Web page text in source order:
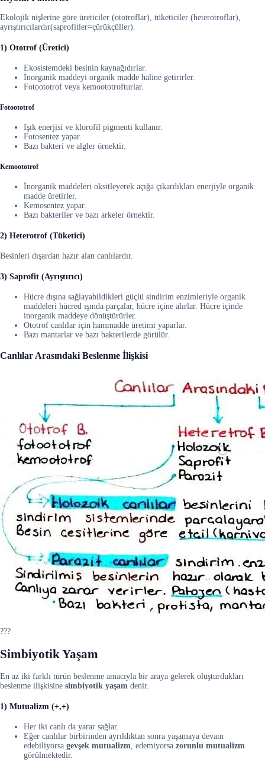
Ekolojik nişlerine göre üreticiler (ototroflar), tüketiciler (heterotroflar),
ayrıştırıcılardır(saprofitler=çürükçüller).
1) Ototrof (Üretici)
Ekosistemdeki besinin kaynağıdırlar.
İnorganik maddeyi organik madde haline getirirler.
Fotoototrof veya kemoototrofturlar.
Fotoototrof
Işık enerjisi ve klorofil pigmenti kullanır.
Fotosentez yapar.
Bazı bakteri ve algler örnektir.
Kemoototrof
İnorganik maddeleri oksitleyerek açığa çıkardıkları enerjiyle organik
madde üretirler.
Kemosentez yapar.
Bazı bakteriler ve bazı arkeler örnektir.
2) Heterotrof (Tüketici)
Besinleri dışardan hazır alan canlılardır.
3) Saprofit (Ayrıştırıcı)
Hücre dışına sağlayabildikleri güçlü sindirim enzimleriyle organik
maddeleri hücred ışında parçalar, hücre içine alırlar. Hücre içinde
inorganik maddeye dönüştürürler.
Ototrof canlılar için hammadde üretimi yaparlar.
Bazı mantarlar ve bazı bakterilerde görülür.
Canlılar Arasındaki Beslenme İlişkisi
???
Simbiyotik Yaşam
En az iki farklı türün beslenme amacıyla bir araya gelerek oluşturdukları
beslenme ilişkisine simbiyotik yaşam denir.
1) Mutualizm (+,+)
Her iki canlı da yarar sağlar.
Eğer canlılar birbirinden ayrıldıktan sonra yaşamaya devam
edebiliyorsa gevşek mutualizm, edemiyorsa zorunlu mutualizm
görülmektedir.